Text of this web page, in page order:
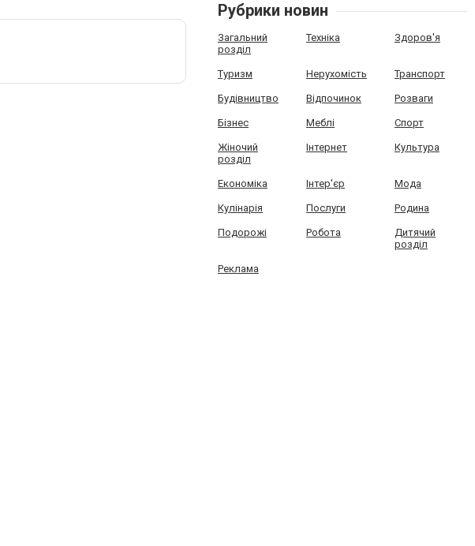
Рубрики новин
Загальний
розділ
Техніка Здоров'я
Туризм Нерухомість Транспорт
Будівництво Відпочинок Розваги
Бізнес Меблі Спорт
Жіночий
розділ
Інтернет Культура
Економіка Інтер'єр Мода
Кулінарія Послуги Родина
Подорожі Робота
Дитячий
розділ
Реклама